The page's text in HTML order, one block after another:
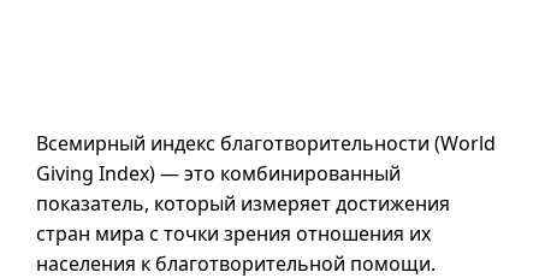
Всемирный индекс благотворительности (World
Giving Index) — это комбинированный
показатель, который измеряет достижения
стран мира с точки зрения отношения их
населения к благотворительной помощи.